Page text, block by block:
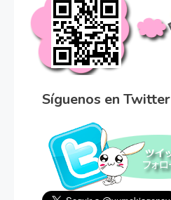
Síguenos en Twitter